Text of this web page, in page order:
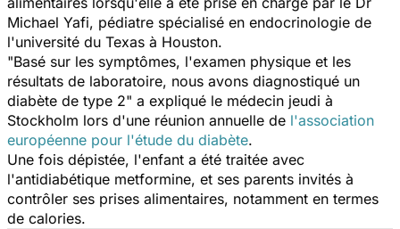
Michael Yafi, pédiatre spécialisé en endocrinologie de
l'université du Texas à Houston.
"Basé sur les symptômes, l'examen physique et les
résultats de laboratoire, nous avons diagnostiqué un
diabète de type 2" a expliqué le médecin jeudi à
Stockholm lors d'une réunion annuelle de l'association
européenne pour l'étude du diabète.
Une fois dépistée, l'enfant a été traitée avec
l'antidiabétique metformine, et ses parents invités à
contrôler ses prises alimentaires, notamment en termes
de calories.